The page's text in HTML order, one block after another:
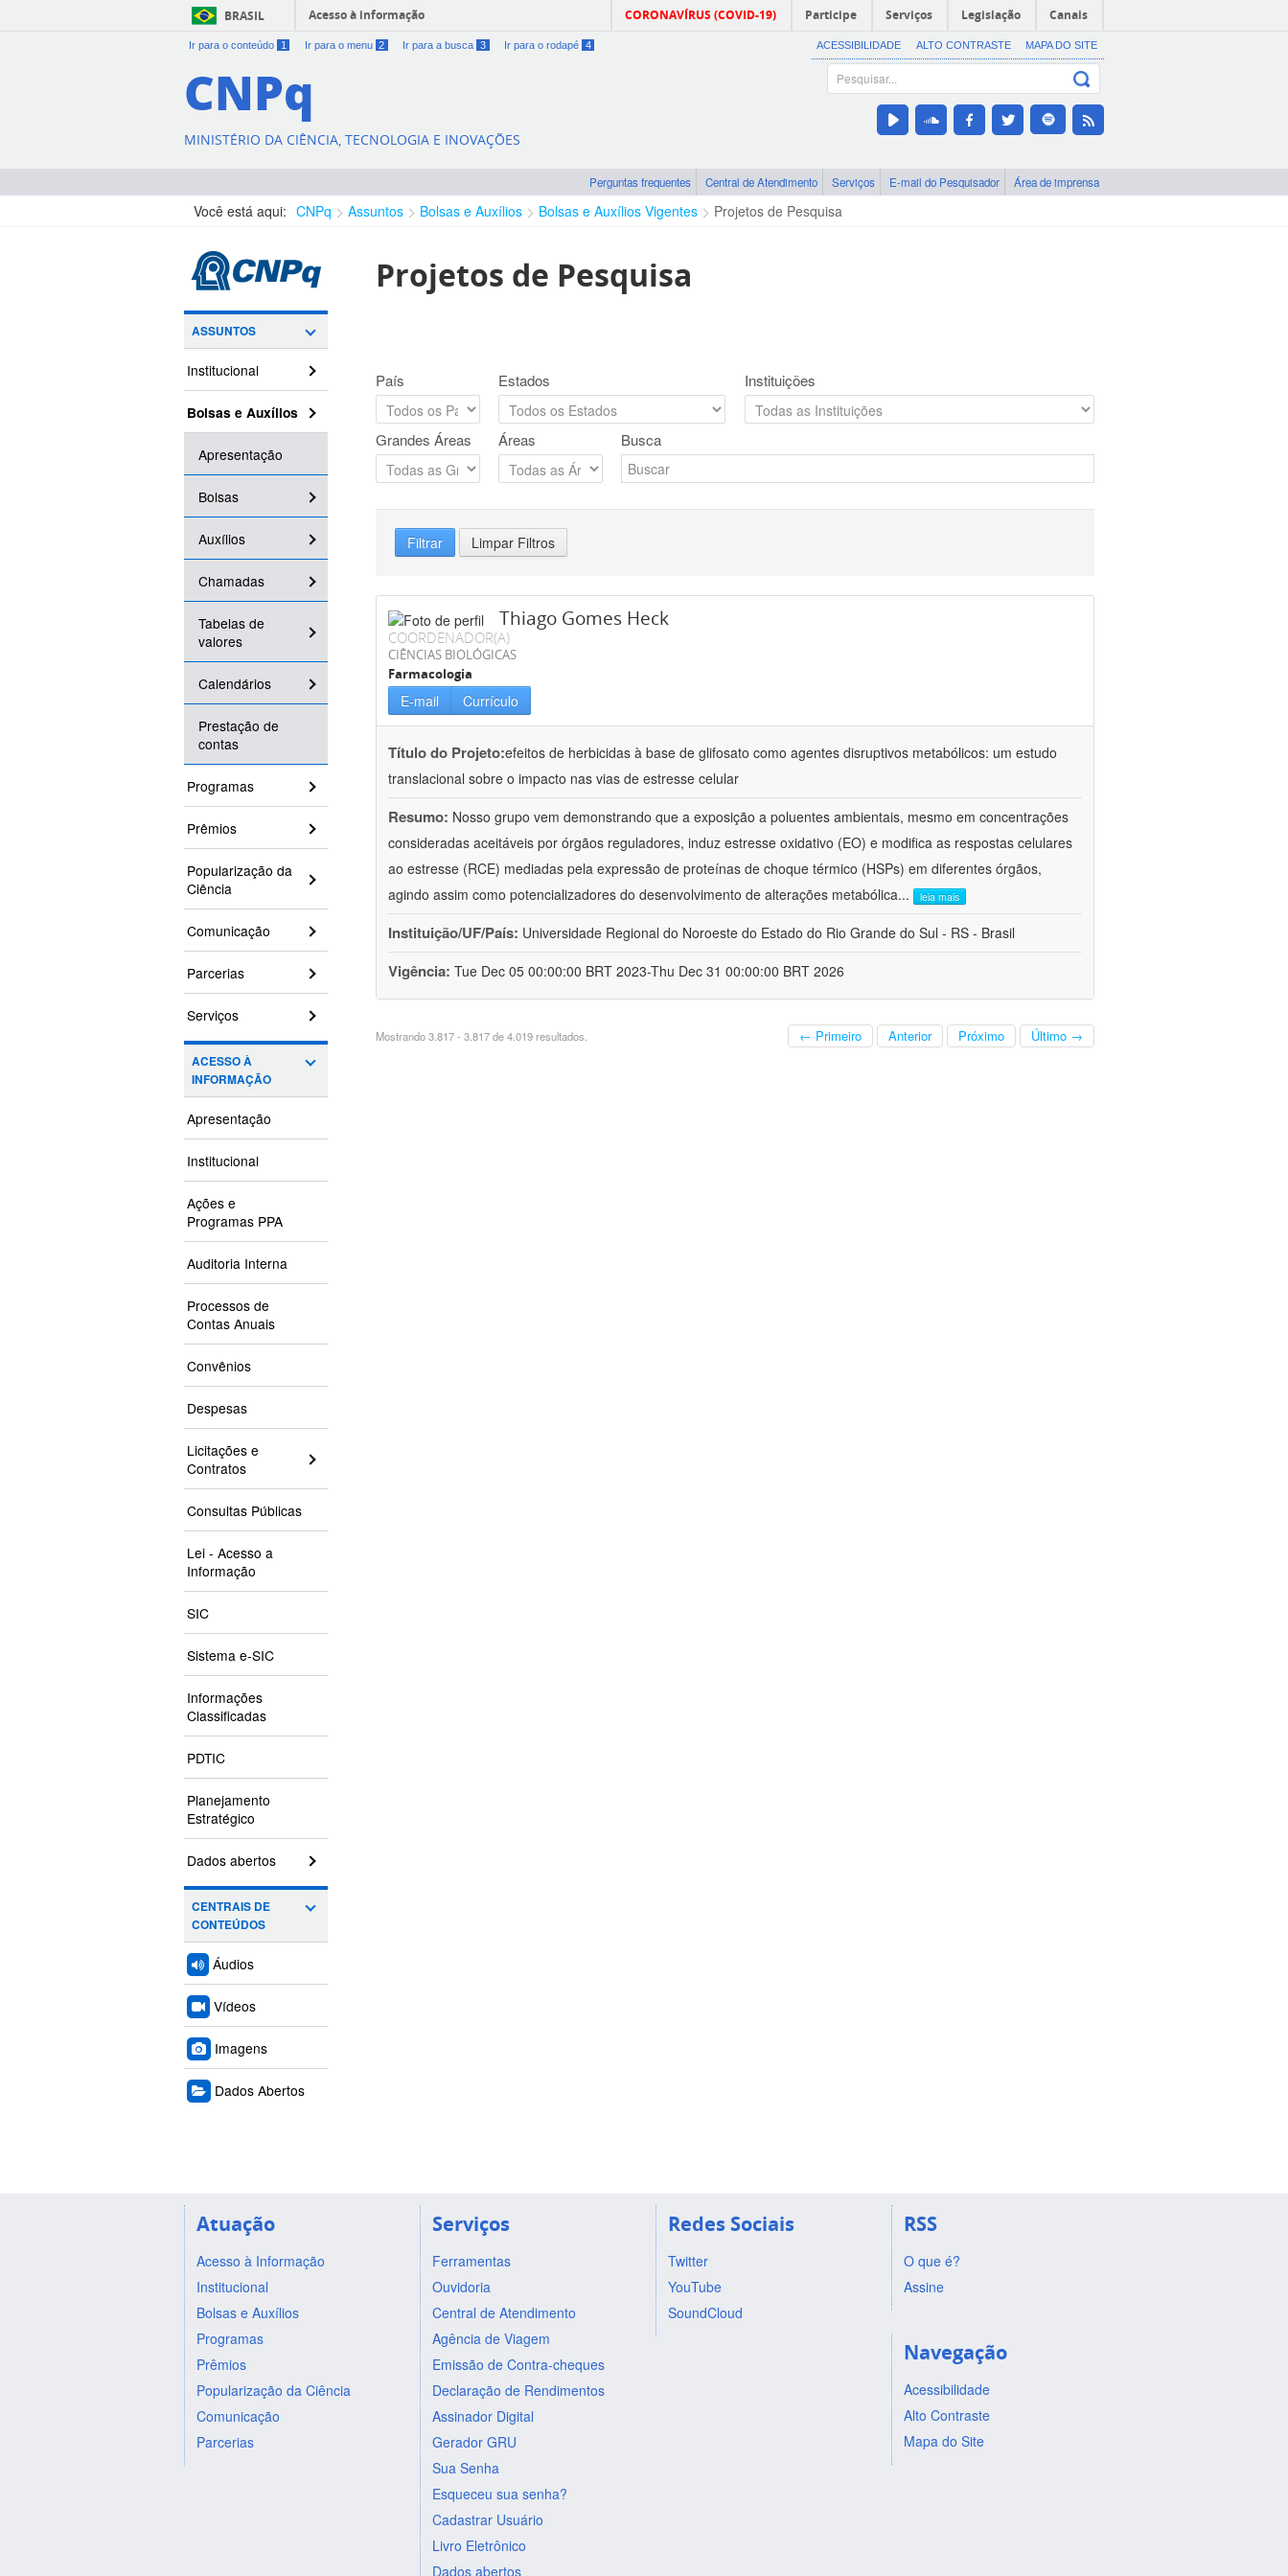
BRASIL Acesso à informação CORONAVÍRUS (COVID-19) Participe Serviços Legislação Canais
Ir para o conteúdo 1 Ir para o menu 2 Ir para a busca 3 Ir para o rodapé 4 ACESSIBILIDADE ALTO CONTRASTE MAPA DO SITE
CNPq
MINISTÉRIO DA CIÊNCIA, TECNOLOGIA E INOVAÇÕES
Perguntas frequentes Central de Atendimento Serviços E-mail do Pesquisador Área de imprensa
Você está aqui: CNPq Assuntos Bolsas e Auxílios Bolsas e Auxílios Vigentes Projetos de Pesquisa
ASSUNTOS
Institucional
Bolsas e Auxílios
Apresentação
Bolsas
Auxílios
Chamadas
Tabelas de
valores
Calendários
Prestação de
contas
Programas
Prêmios
Popularização da
Ciência
Comunicação
Parcerias
Serviços
ACESSO À
INFORMAÇÃO
Apresentação
Institucional
Ações e
Programas PPA
Auditoria Interna
Processos de
Contas Anuais
Convênios
Despesas
Licitações e
Contratos
Consultas Públicas
Lei - Acesso a
Informação
SIC
Sistema e-SIC
Informações
Classificadas
PDTIC
Planejamento
Estratégico
Dados abertos
CENTRAIS DE
CONTEÚDOS
Áudios
Vídeos
Imagens
Dados Abertos
Projetos de Pesquisa
País Estados Instituições
Grandes Áreas Áreas Busca
Filtrar Limpar Filtros
Thiago Gomes Heck
COORDENADOR(A)
CIÊNCIAS BIOLÓGICAS
Farmacologia
E-mail Currículo
Título do Projeto:efeitos de herbicidas à base de glifosato como agentes disruptivos metabólicos: um estudo
translacional sobre o impacto nas vias de estresse celular
Resumo: Nosso grupo vem demonstrando que a exposição a poluentes ambientais, mesmo em concentrações
consideradas aceitáveis por órgãos reguladores, induz estresse oxidativo (EO) e modifica as respostas celulares
ao estresse (RCE) mediadas pela expressão de proteínas de choque térmico (HSPs) em diferentes órgãos,
agindo assim como potencializadores do desenvolvimento de alterações metabólica... leia mais
Instituição/UF/País: Universidade Regional do Noroeste do Estado do Rio Grande do Sul - RS - Brasil
Vigência: Tue Dec 05 00:00:00 BRT 2023-Thu Dec 31 00:00:00 BRT 2026
Mostrando 3.817 - 3.817 de 4.019 resultados. ← Primeiro Anterior Próximo Último →
Atuação
Acesso à Informação
Institucional
Bolsas e Auxílios
Programas
Prêmios
Popularização da Ciência
Comunicação
Parcerias
Serviços
Ferramentas
Ouvidoria
Central de Atendimento
Agência de Viagem
Emissão de Contra-cheques
Declaração de Rendimentos
Assinador Digital
Gerador GRU
Sua Senha
Esqueceu sua senha?
Cadastrar Usuário
Livro Eletrônico
Dados abertos
Redes Sociais
Twitter
YouTube
SoundCloud
RSS
O que é?
Assine
Navegação
Acessibilidade
Alto Contraste
Mapa do Site